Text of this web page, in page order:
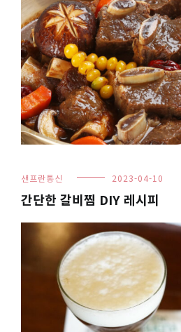
샌프란통신 2023-04-10
간단한 갈비찜 DIY 레시피